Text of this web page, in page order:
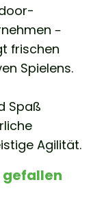
–
frischen
Spielens.
Spaß
Agilität.
gefallen